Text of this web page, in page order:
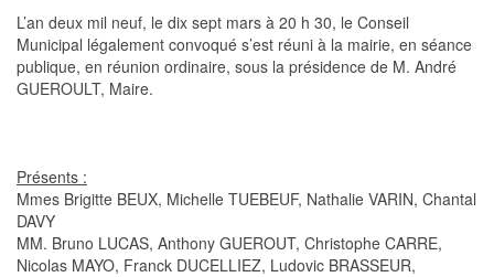
L’an deux mil neuf, le dix sept mars à 20 h 30, le Conseil
Municipal légalement convoqué s’est réuni à la mairie, en séance
publique, en réunion ordinaire, sous la présidence de M. André
GUEROULT, Maire.
Présents :
Mmes Brigitte BEUX, Michelle TUEBEUF, Nathalie VARIN, Chantal
DAVY
MM. Bruno LUCAS, Anthony GUEROUT, Christophe CARRE,
Nicolas MAYO, Franck DUCELLIEZ, Ludovic BRASSEUR,